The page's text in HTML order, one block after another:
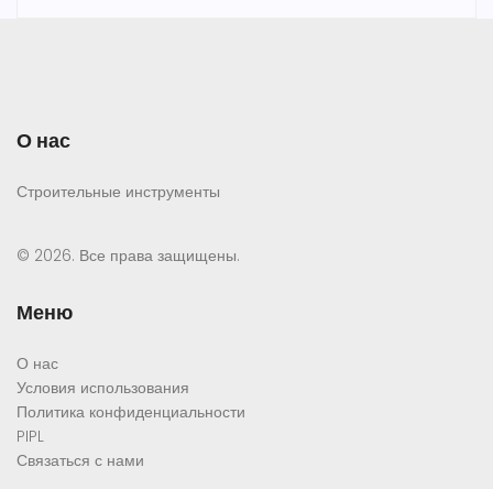
О нас
Строительные инструменты
© 2026. Все права защищены.
Меню
О нас
Условия использования
Политика конфиденциальности
PIPL
Связаться с нами